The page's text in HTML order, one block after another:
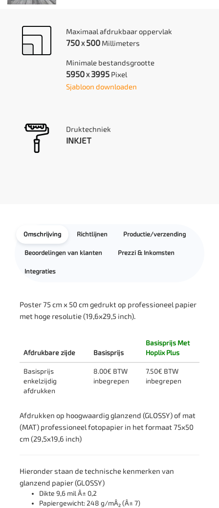
Maximaal afdrukbaar oppervlak
750 X 500Millimeters
Minimale bestandsgrootte
5950 X 3995Pixel
Sjabloon downloaden
Druktechniek
INKJET
Omschrijving Richtlijnen Productie/verzending
Beoordelingen van klanten Prezzi & Inkomsten
Integraties
Poster 75 cm x 50 cm gedrukt op professioneel papier
met hoge resolutie (19,6x29,5 inch).
Afdrukbare zijde Basisprijs
Basisprijs Met
Hoplix Plus
Basisprijs
enkelzijdig
afdrukken
8.00€ BTW
inbegrepen
7.50€ BTW
inbegrepen
Afdrukken op hoogwaardig glanzend (GLOSSY) of mat
(MAT) professioneel fotopapier in het formaat 75x50
cm (29,5x19,6 inch)
Hieronder staan de technische kenmerken van
glanzend papier (GLOSSY)
Dikte 9,6 mil Â± 0,2
Papiergewicht: 248 g/mÂ² (Â± 7)